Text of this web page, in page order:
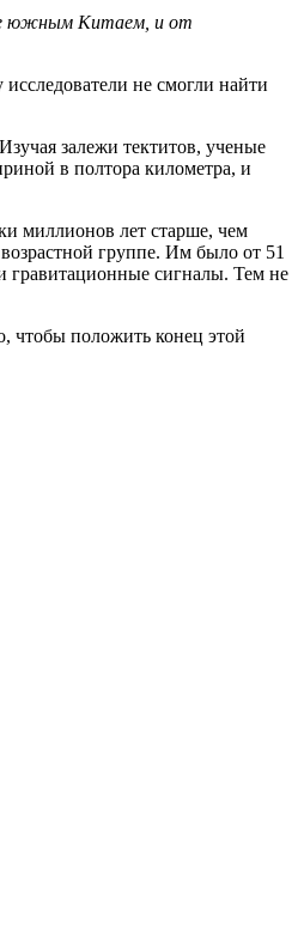
южным Китаем, и от
не смогли найти
залежи тектитов, ученые
в полтора километра, и
миллионов лет старше, чем
группе. Им было от 51
гравитационные сигналы. Тем не
чтобы положить конец этой